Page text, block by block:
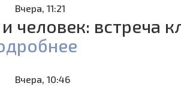
Вчера, 11:21
человек: встреча
Вчера, 10:46